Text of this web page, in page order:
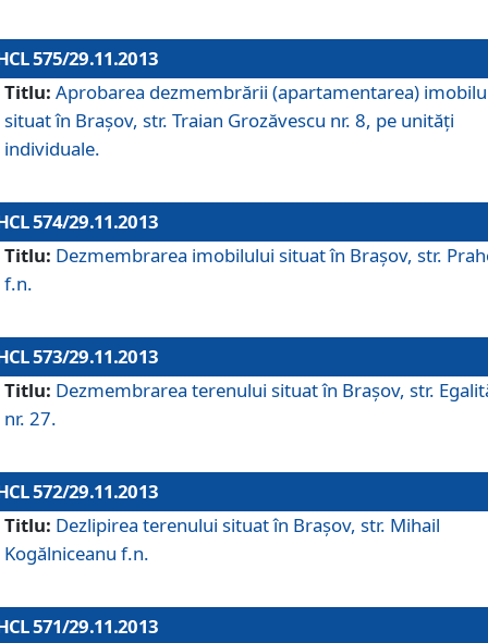
575/29.11.2013
Titlu: Aprobarea dezmembrării (apartamentarea)
situat în Braşov, str. Traian Grozăvescu nr. 8, pe unităţi
individuale.
574/29.11.2013
Titlu: Dezmembrarea imobilului situat în Braşov, str.
f.n.
573/29.11.2013
Titlu: Dezmembrarea terenului situat în Braşov, str.
nr. 27.
572/29.11.2013
Titlu: Dezlipirea terenului situat în Braşov, str. Mihail
Kogălniceanu f.n.
571/29.11.2013